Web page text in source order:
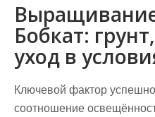
Бобкат:
уход в
Ключевой фактор
соотношение